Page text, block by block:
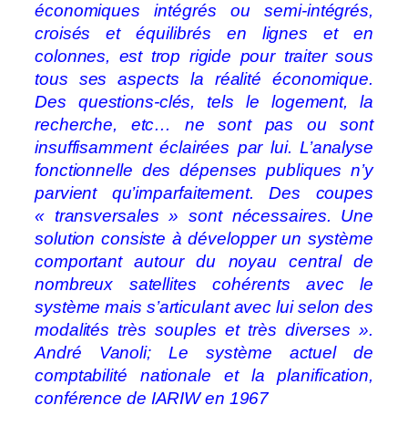
économiques intégrés ou semi-intégrés,
croisés et équilibrés en lignes et en
colonnes, est trop rigide pour traiter sous
tous ses aspects la réalité économique.
Des questions-clés, tels le logement, la
recherche, etc… ne sont pas ou sont
insuffisamment éclairées par lui. L’analyse
fonctionnelle des dépenses publiques n’y
parvient qu’imparfaitement. Des coupes
« transversales » sont nécessaires. Une
solution consiste à développer un système
comportant autour du noyau central de
nombreux satellites cohérents avec le
système mais s’articulant avec lui selon des
modalités très souples et très diverses ».
André Vanoli; Le système actuel de
comptabilité nationale et la planification,
conférence de IARIW en 1967